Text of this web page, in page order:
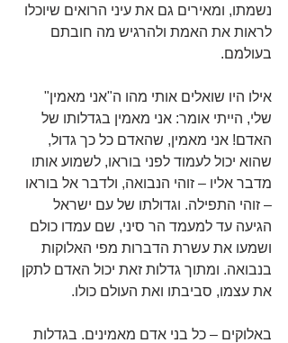
נשמתו, ומאירים גם את עיני הרואים שיוכלו
לראות את האמת ולהרגיש מה חובתם
בעולמם.
אילו היו שואלים אותי מהו ה"אני מאמין"
שלי, הייתי אומר: אני מאמין בגדלותו של
האדם! אני מאמין, שהאדם כל כך גדול,
שהוא יכול לעמוד לפני בוראו, לשמוע אותו
מדבר אליו – זוהי הנבואה, ולדבר אל בוראו
– זוהי התפילה. וגדולתו של עם ישראל
הגיעה עד למעמד הר סיני, שם עמדו כולם
ושמעו את עשרת הדברות מפי האלוקות
בנבואה. ומתוך גדלות זאת יכול האדם לתקן
את עצמו, סביבתו ואת העולם כולו.
באלוקים – כל בני אדם מאמינים. בגדלות